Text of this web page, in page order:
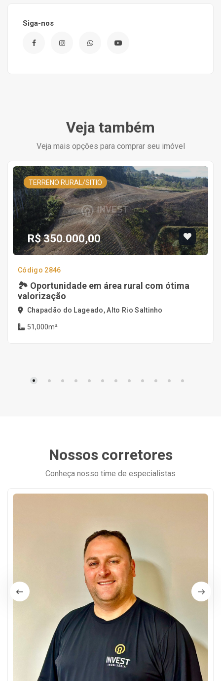
Siga-nos
Veja também
Veja mais opções para comprar seu imóvel
TERRENO RURAL/SITIO
R$ 350.000,00
Código 2846
🏞️ Oportunidade em área rural com ótima
valorização
Chapadão do Lageado, Alto Rio Saltinho
51,000m²
Nossos corretores
Conheça nosso time de especialistas